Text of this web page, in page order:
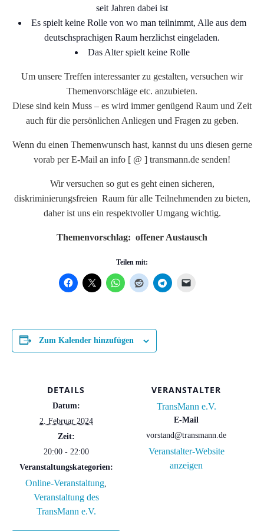
seit Jahren dabei ist
Es spielt keine Rolle von wo man teilnimmt, Alle aus dem
deutschsprachigen Raum herzlichst eingeladen.
Das Alter spielt keine Rolle
Um unsere Treffen interessanter zu gestalten, versuchen wir
Themenvorschläge etc. anzubieten.
Diese sind kein Muss – es wird immer genügend Raum und Zeit
auch für die persönlichen Anliegen und Fragen zu geben.
Wenn du einen Themenwunsch hast, kannst du uns diesen gerne
vorab per E-Mail an info [ @ ] transmann.de senden!
Wir versuchen so gut es geht einen sicheren,
diskriminierungsfreien Raum für alle Teilnehmenden zu bieten,
daher ist uns ein respektvoller Umgang wichtig.
Themenvorschlag: offener Austausch
Teilen mit:
Zum Kalender hinzufügen
DETAILS
Datum:
2. Februar 2024
Zeit:
20:00 - 22:00
Veranstaltungskategorien:
Online-Veranstaltung,
Veranstaltung des
TransMann e.V.
VERANSTALTER
TransMann e.V.
E-Mail
vorstand@transmann.de
Veranstalter-Website
anzeigen